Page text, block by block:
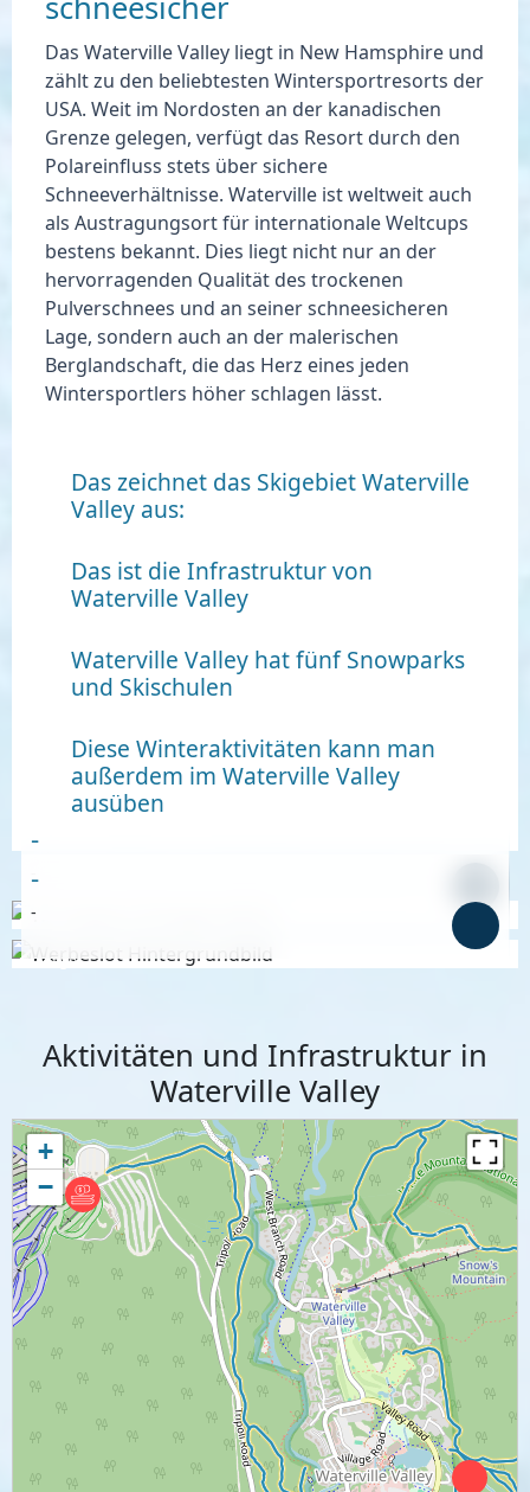
Das Waterville Valley liegt in New Hamsphire und
zählt zu den beliebtesten Wintersportresorts der
USA. Weit im Nordosten an der kanadischen
Grenze gelegen, verfügt das Resort durch den
Polareinfluss stets über sichere
Schneeverhältnisse. Waterville ist weltweit auch
alsAustragungsort für internationale Weltcups
bestens bekannt. Dies liegt nicht nur an der
hervorragenden Qualität des trockenen
Pulverschnees und an seiner schneesicheren
Lage, sondern auch an der malerischen
Berglandschaft, die das Herz eines jeden
Wintersportlers höher schlagen lässt.
Das zeichnet das Skigebiet Waterville
Valley aus:
Das ist die Infrastruktur von
Waterville Valley
Waterville Valley hat fünf Snowparks
und Skischulen
Diese Winteraktivitäten kann man
außerdem im Waterville Valley
ausüben
Anzeige
-
Anzeige
-
-
Aktivitäten und Infrastruktur in
Waterville Valley
+
−